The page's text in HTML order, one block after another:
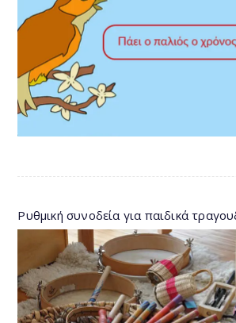
Ρυθμική συνοδεία για παιδικά